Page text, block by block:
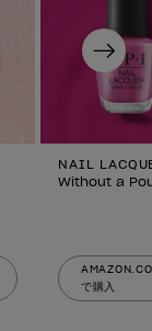
NAIL
Without a
で購入
Next